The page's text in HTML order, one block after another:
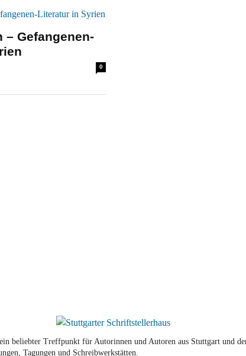
– Gefangenen-
0
beliebter Treffpunkt für Autorinnen und Autoren aus Stuttgart und
Tagungen und Schreibwerkstätten.